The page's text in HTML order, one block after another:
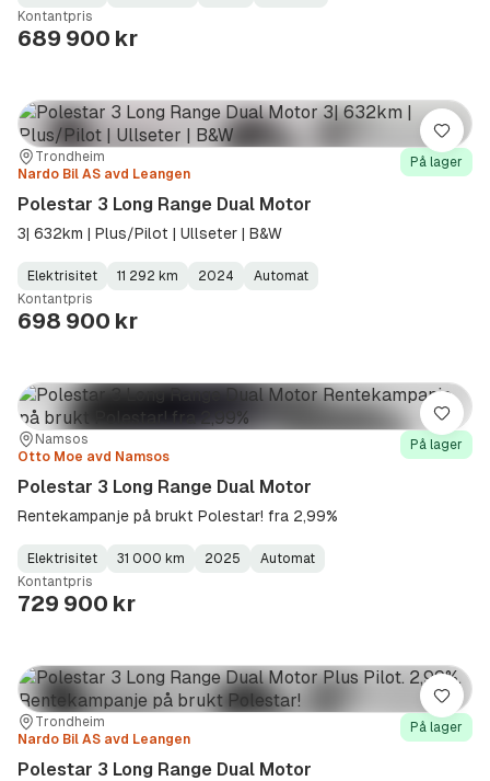
Type:
Year:
Type:
Kontantpris
689 900 kr
Sted:Trondheim
Forhandler:
Nardo Bil AS avd Leangen
På lager
Polestar 3 Long Range Dual Motor
3| 632km | Plus/Pilot | Ullseter | B&W
Fuel
Type:
Elektrisitet
Kilometerstand:
11 292 km
Model
Year:
2024
Gearbox
Type:
Automat
Kontantpris
698 900 kr
Lagre
Sted:Namsos
Forhandler:
Otto Moe avd Namsos
På lager
Polestar 3 Long Range Dual Motor
Rentekampanje på brukt Polestar! fra 2,99%
Fuel
Type:
Elektrisitet
Kilometerstand:
31 000 km
Model
Year:
2025
Gearbox
Type:
Automat
Kontantpris
729 900 kr
Lagre
Sted:Trondheim
Forhandler:
Nardo Bil AS avd Leangen
På lager
Polestar 3 Long Range Dual Motor
Lagre